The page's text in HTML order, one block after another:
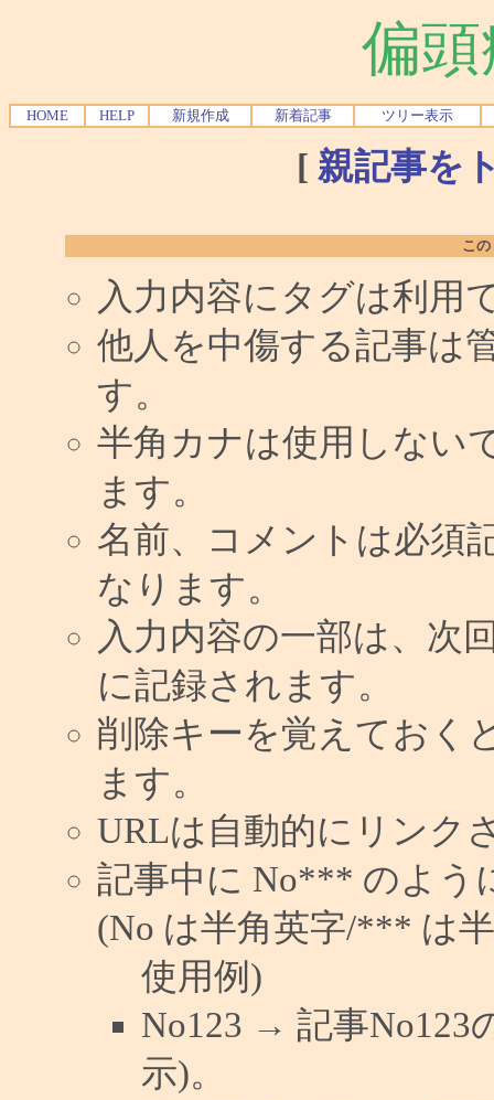
偏
HOME HELP 新規作成 新着記事 ツリー表示
[ 親記事を
こ
入力内容にタグは利用
他人を中傷する記事は
す。
半角カナは使用しない
ます。
名前、コメントは必須
なります。
入力内容の一部は、次
に記録されます。
削除キーを覚えておく
ます。
URLは自動的にリンク
記事中に No*** のよう
(No は半角英字/*** は
使用例)
No123 → 記事No123
示)。